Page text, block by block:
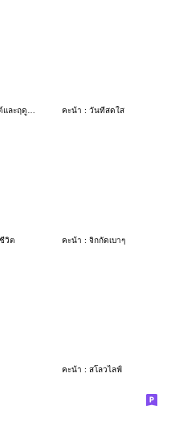
โมโม่ : สงกรานต์และฤดูร้อน คะน้า : วันที่สดใส
วิต คะน้า : จิกกัดเบาๆ
คะน้า : สโลวไลฟ์